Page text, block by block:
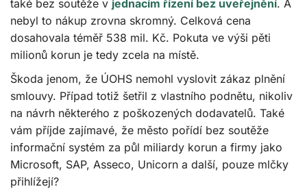
také bez soutěže v jednacím řízení bez uveřejnění. A
nebyl to nákup zrovna skromný. Celková cena
dosahovala téměř 538 mil. Kč. Pokuta ve výši pěti
milionů korun je tedy zcela na místě.
Škoda jenom, že ÚOHS nemohl vyslovit zákaz plnění
smlouvy. Případ totiž šetřil z vlastního podnětu, nikoliv
na návrh některého z poškozených dodavatelů. Také
vám příjde zajímavé, že město pořídí bez soutěže
informační systém za půl miliardy korun a firmy jako
Microsoft, SAP, Asseco, Unicorn a další, pouze mlčky
přihlížejí?